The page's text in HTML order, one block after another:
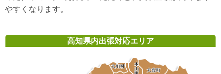
やすくなります。
高知県内出張対応エリア